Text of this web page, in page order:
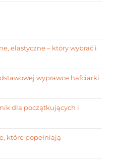
elastyczne – który wybrać i
wyprawce hafciarki
dla początkujących i
które popełniają